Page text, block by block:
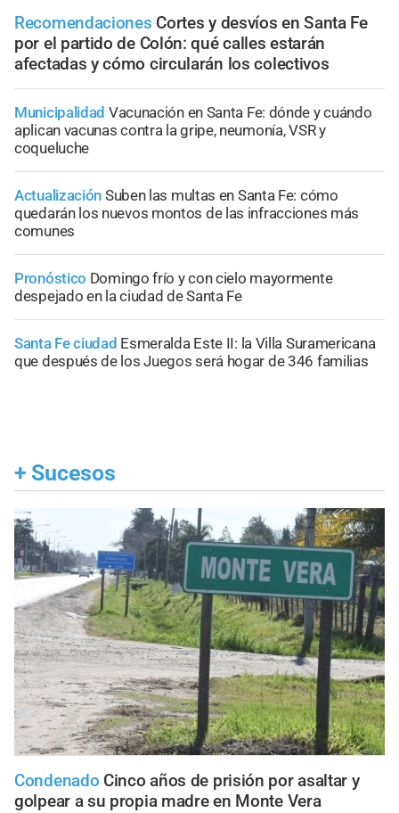
Recomendaciones Cortes y desvíos en Santa Fe
por el partido de Colón: qué calles estarán
afectadas y cómo circularán los colectivos
Municipalidad Vacunación en Santa Fe: dónde y cuándo
aplican vacunas contra la gripe, neumonía, VSR y
coqueluche
Actualización Suben las multas en Santa Fe: cómo
quedarán los nuevos montos de las infracciones más
comunes
Pronóstico Domingo frío y con cielo mayormente
despejado en la ciudad de Santa Fe
Santa Fe ciudad Esmeralda Este II: la Villa Suramericana
que después de los Juegos será hogar de 346 familias
+ Sucesos
Condenado Cinco años de prisión por asaltar y
golpear a su propia madre en Monte Vera